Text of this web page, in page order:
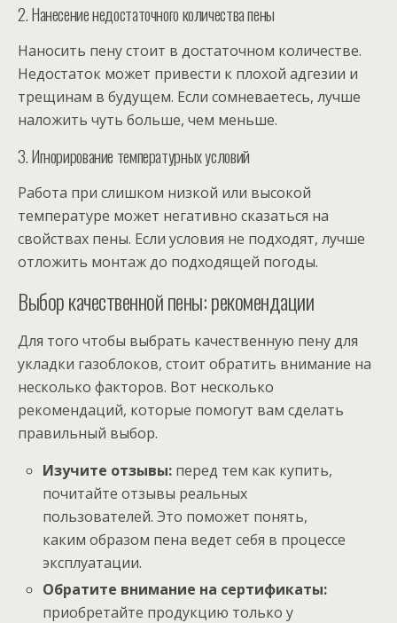
2. Нанесение недостаточного количества пены
Наносить пену стоит в достаточном количестве.
Недостаток может привести к плохой адгезии и
трещинам в будущем. Если сомневаетесь, лучше
наложить чуть больше, чем меньше.
3. Игнорирование температурных условий
Работа при слишком низкой или высокой
температуре может негативно сказаться на
свойствах пены. Если условия не подходят, лучше
отложить монтаж до подходящей погоды.
Выбор качественной пены: рекомендации
Для того чтобы выбрать качественную пену для
укладки газоблоков, стоит обратить внимание на
несколько факторов. Вот несколько
рекомендаций, которые помогут вам сделать
правильный выбор.
Изучите отзывы: перед тем как купить,
почитайте отзывы реальных
пользователей. Это поможет понять,
каким образом пена ведет себя в процессе
эксплуатации.
Обратите внимание на сертификаты:
приобретайте продукцию только у